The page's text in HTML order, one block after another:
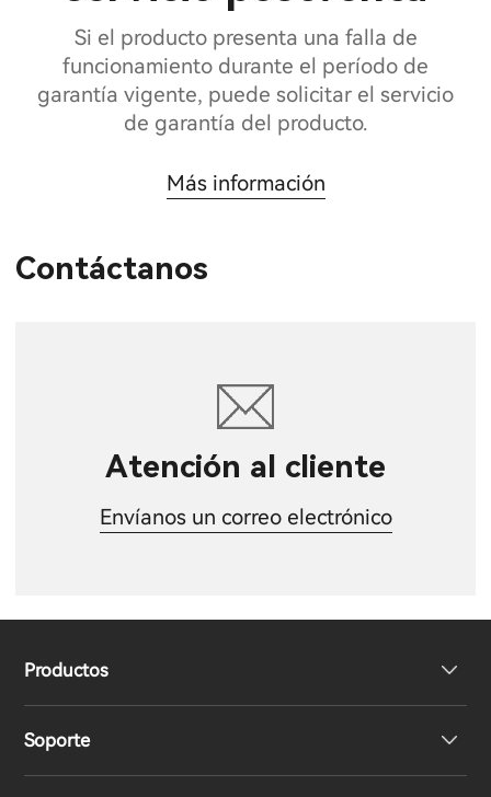
Si el producto presenta una falla de
funcionamiento durante el período de
garantía vigente, puede solicitar el servicio
de garantía del producto.
Más información
Contáctanos
Atención al cliente
Envíanos un correo electrónico
Productos
Auriculares
Soporte